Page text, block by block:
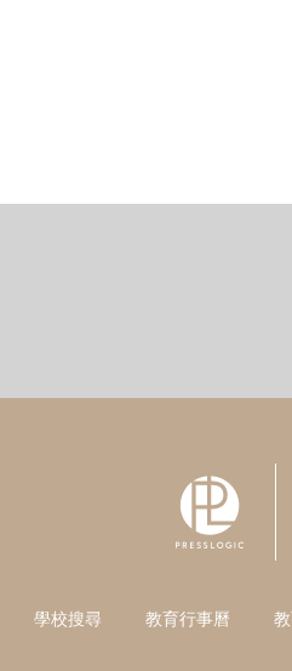
學校搜尋 教育行事曆